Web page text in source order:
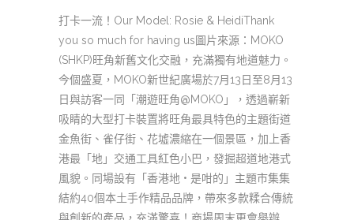
打卡一流！Our Model: Rosie & HeidiThank
you so much for having us圖片來源：MOKO
(SHKP)旺角新舊文化交融，充滿獨有地道魅力。
今個盛夏，MOKO新世紀廣場於7月13日至8月13
日與訪客一同「潮遊旺角@MOKO」，透過嶄新
吸睛的大型打卡裝置將旺角最具特色的主題街道
金魚街、雀仔街、花墟濃縮在一個景區，加上香
港最「地」交通工具紅色小巴，發掘超道地港式
風貌。同場設有「香港地 • 是咁的」主題市集集
結約40個本土手作精品品牌，帶來多款糅合傳統